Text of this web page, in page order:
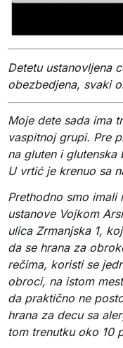
Detetu ustanovljena
obezbedjena, svaki
Moje dete sada ima
vaspitnoj grupi. Pre
na gluten i glutenska
U vrtić je krenuo sa
Prethodno smo
ustanove Vojkom
ulica Zrmanjska 1,
da se hrana za
rečima, koristi se
obroci, na istom
da praktično ne
hrana za decu sa
tom trenutku oko 10